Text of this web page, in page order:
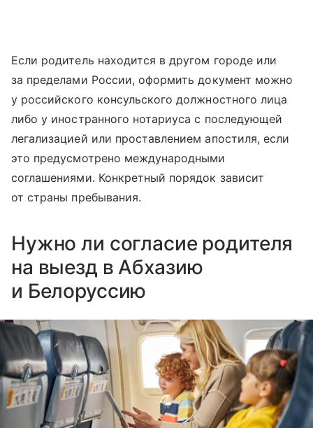
Если родитель находится в другом городе или
за пределами России, оформить документ можно
у российского консульского должностного лица
либо у иностранного нотариуса с последующей
легализацией или проставлением апостиля, если
это предусмотрено международными
соглашениями. Конкретный порядок зависит
от страны пребывания.
Нужно ли согласие родителя
на выезд в Абхазию
и Белоруссию